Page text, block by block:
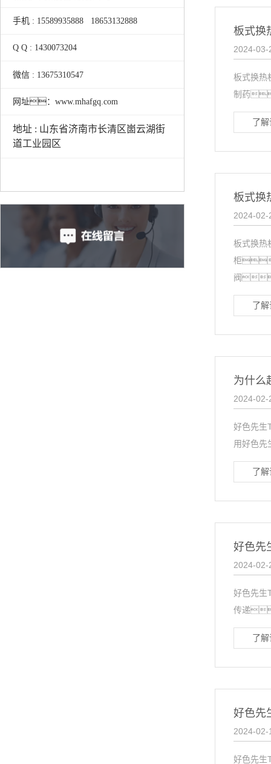
手机 : 15589935888 18653132888
Q Q : 1430073204
微信 : 13675310547
网址：www.mhafgq.com
地址 : 山东省济南市长清区崮云湖街
道工业园区
板式
2024-03-
板式换
制药
了
板式换
2024-02-
板式换
柜
阀
了
为什
2024-02-
好色先
用好色
了
好色先
2024-02-
好色先
传递
了
好色先
2024-02-
好色先